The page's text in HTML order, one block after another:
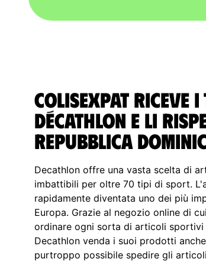
ColisExpat
Décathlon e li
Repubblica
Decathlon offre una vasta scelta di
imbattibili per oltre 70 tipi di sport.
rapidamente diventata uno dei più
Europa. Grazie al negozio online di
ordinare ogni sorta di articoli sportivi
Decathlon venda i suoi prodotti
purtroppo possibile spedire gli